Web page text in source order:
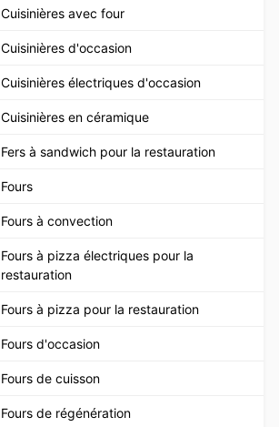
Cuisinières avec four
Cuisinières d'occasion
Cuisinières électriques d'occasion
Cuisinières en céramique
Fers à sandwich pour la restauration
Fours
Fours à convection
Fours à pizza électriques pour la
restauration
Fours à pizza pour la restauration
Fours d'occasion
Fours de cuisson
Fours de régénération